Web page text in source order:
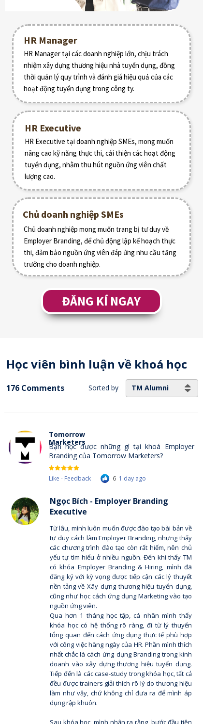
ĐĂNG KÍ NGAY
Chủ doanh nghiệp mong muốn trang bị tư duy về
Employer Branding, để chủ động lập kế hoạch thực
thi, đảm bảo nguồn ứng viên đáp ứng nhu cầu tăng
trưởng cho doanh nghiệp.
Chủ doanh nghiệp SMEs
HR Manager tại các doanh nghiệp lớn, chịu trách
nhiệm xây dựng thương hiệu nhà tuyển dụng, đồng
thời quản lý quy trình và đánh giá hiệu quả của các
hoạt động tuyển dụng trong công ty.
HR Manager
HR Executive tại doanh nghiệp SMEs, mong muốn
nâng cao kỹ năng thực thi, cải thiện các hoạt động
tuyển dụng, nhằm thu hút nguồn ứng viên chất
lượng cao.
HR Executive
176 Comments Sorted by
Bạn học được những gì tại khoá Employer
Branding của Tomorrow Marketers?
Tomorrow
Marketers
Like - Feedback 6 1 day ago
Từ lâu, mình luôn muốn được đào tạo bài bản về
tư duy cách làm Employer Branding, nhưng thấy
các chương trình đào tạo còn rất hiếm, nên chủ
yếu tự tìm hiểu ở nhiều nguồn. Đến khi thấy TM
có khóa Employer Branding & Hiring, mình đã
đăng ký với kỳ vọng được tiếp cận các lý thuyết
nền tảng về Xây dựng thương hiệu tuyển dụng,
cũng như học cách ứng dụng Marketing vào tạo
nguồn ứng viên.
Qua hơn 1 tháng học tập, cá nhân mình thấy
khóa học có hệ thống rõ ràng, đi từ lý thuyến
tổng quan đến cách ứng dụng thực tế phù hợp
với công việc hàng ngày của HR. Phần mình thích
nhất chắc là cách ứng dụng Branding trong kinh
doanh vào xây dựng thương hiệu tuyển dụng.
Tiếp đến là các case-study trong khóa học, tất cả
đều được trainers giải thích rõ lý do thương hiệu
làm như vậy, chứ không chỉ đưa ra để mình áp
dụng rập khuôn.
Sau khóa học, mình nhận ra rằng, bước đầu tiên
Ngọc Bích - Employer Branding
Executive
Học viên bình luận về khoá học
TM Alumni